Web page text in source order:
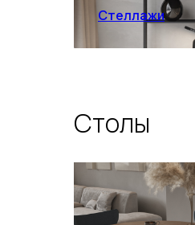
Стеллажи
Столы